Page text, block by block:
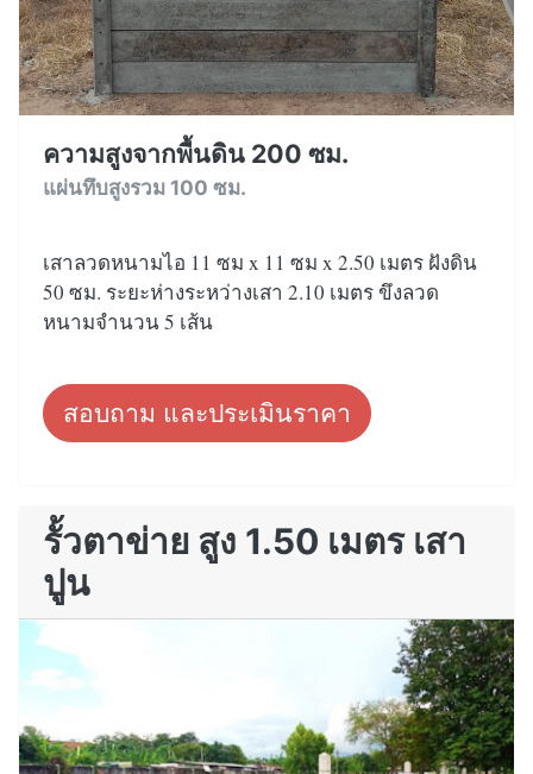
ความสูงจากพื้นดิน 200 ซม.
แผ่นทึบสูงรวม 100 ซม.
เสาลวดหนามไอ 11 ซม x 11 ซม x 2.50 เมตร ฝังดิน
50 ซม. ระยะห่างระหว่างเสา 2.10 เมตร ขึงลวด
หนามจำนวน 5 เส้น
สอบถาม และประเมินราคา
รั้วตาข่าย สูง 1.50 เมตร เสา
ปูน